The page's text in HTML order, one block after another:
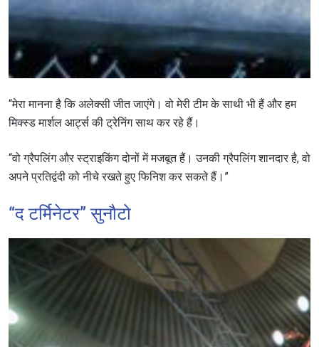
“मेरा मानना है कि अलेक्सी जीत जाएंगे। वो मेरी टीम के साथी भी हैं और हम
मिक्स्ड मार्शल आर्ट्स की ट्रेनिंग साथ कर रहे हैं।
“वो ग्रैपलिंग और स्ट्राइकिंग दोनों में मजबूत हैं। उनकी ग्रैपलिंग शानदार है, वो
अपने प्रतिद्वंदी को नीचे रखते हुए फिनिश कर सकते हैं।”
“द टर्मिनेटर” सुनौटो